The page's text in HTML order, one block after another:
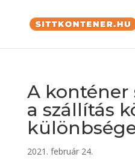
A konténer
a szállítás
2021. február 24.